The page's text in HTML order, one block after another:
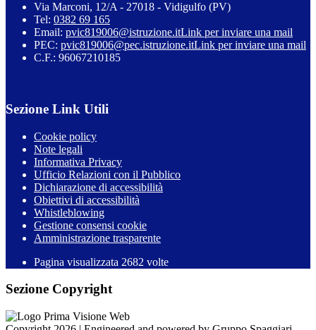
Via Marconi, 12/A - 27018 - Vidigulfo (PV)
Tel: 0382 69 165
Email: pvic819006@istruzione.itLink per inviare una mail
PEC: pvic819006@pec.istruzione.itLink per inviare una mail
C.F.: 96067210185
Sezione Link Utili
Cookie policy
Note legali
Informativa Privacy
Ufficio Relazioni con il Pubblico
Dichiarazione di accessibilità
Obiettivi di accessibilità
Whistleblowing
Gestione consensi cookie
Amministrazione trasparente
Pagina visualizzata 2682 volte
Sezione Copyright